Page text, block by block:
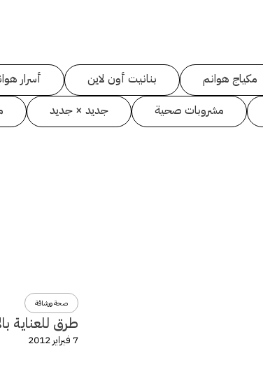
مكياج هوانم بنانيت أون لاين أسرار
مشروبات صحية جديد × جديد
صحة ورشاقة
طرق للعناية
7 فبراير 2012